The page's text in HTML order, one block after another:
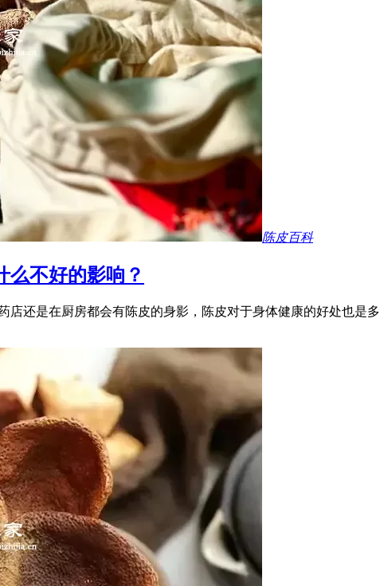
陈皮百科
么不好的影响？
店还是在厨房都会有陈皮的身影，陈皮对于身体健康的好处也是